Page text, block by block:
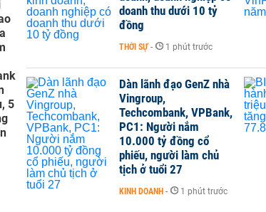
5
doanh thu dưới 10 tỷ
đồng
THỜI SỰ - 1 phút trước
Dàn lãnh đạo GenZ nhà
Vingroup,
Techcombank, VPBank,
PC1: Người nắm
10.000 tỷ đồng cổ
phiếu, người làm chủ
tịch ở tuổi 27
KINH DOANH - 1 phút trước